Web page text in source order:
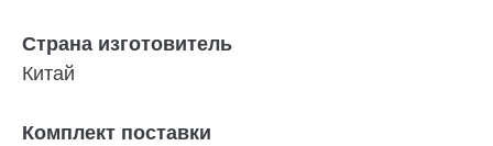
Страна изготовитель
Китай
Комплект поставки